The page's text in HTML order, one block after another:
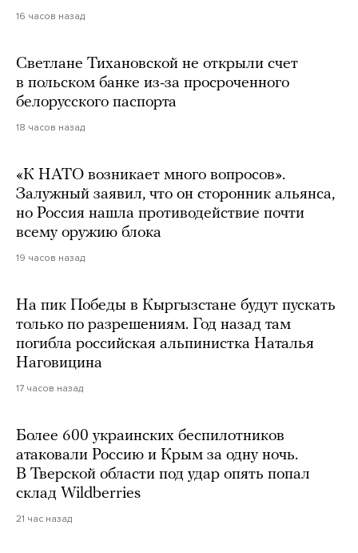
16 часов назад
Светлане Тихановской не открыли счет
в польском банке из-за просроченного
белорусского паспорта
18 часов назад
«К НАТО возникает много вопросов».
Залужный заявил, что он сторонник альянса,
но Россия нашла противодействие почти
всему оружию блока
19 часов назад
На пик Победы в Кыргызстане будут пускать
только по разрешениям. Год назад там
погибла российская альпинистка Наталья
Наговицина
17 часов назад
Более 600 украинских беспилотников
атаковали Россию и Крым за одну ночь.
В Тверской области под удар опять попал
склад Wildberries
21 час назад